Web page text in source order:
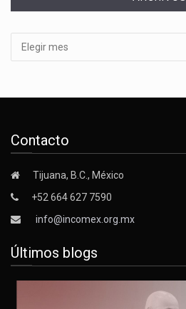
Contacto
Tijuana, B.C., México
+52 664 627 7590
info@incomex.org.mx
Últimos blogs